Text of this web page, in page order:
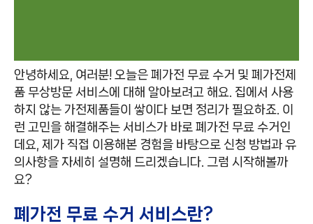
안녕하세요, 여러분! 오늘은 폐가전 무료 수거 및 폐가전제
품 무상방문 서비스에 대해 알아보려고 해요. 집에서 사용
하지 않는 가전제품들이 쌓이다 보면 정리가 필요하죠. 이
런 고민을 해결해주는 서비스가 바로 폐가전 무료 수거인
데요, 제가 직접 이용해본 경험을 바탕으로 신청 방법과 유
의사항을 자세히 설명해 드리겠습니다. 그럼 시작해볼까
요?
폐가전 무료 수거 서비스란?